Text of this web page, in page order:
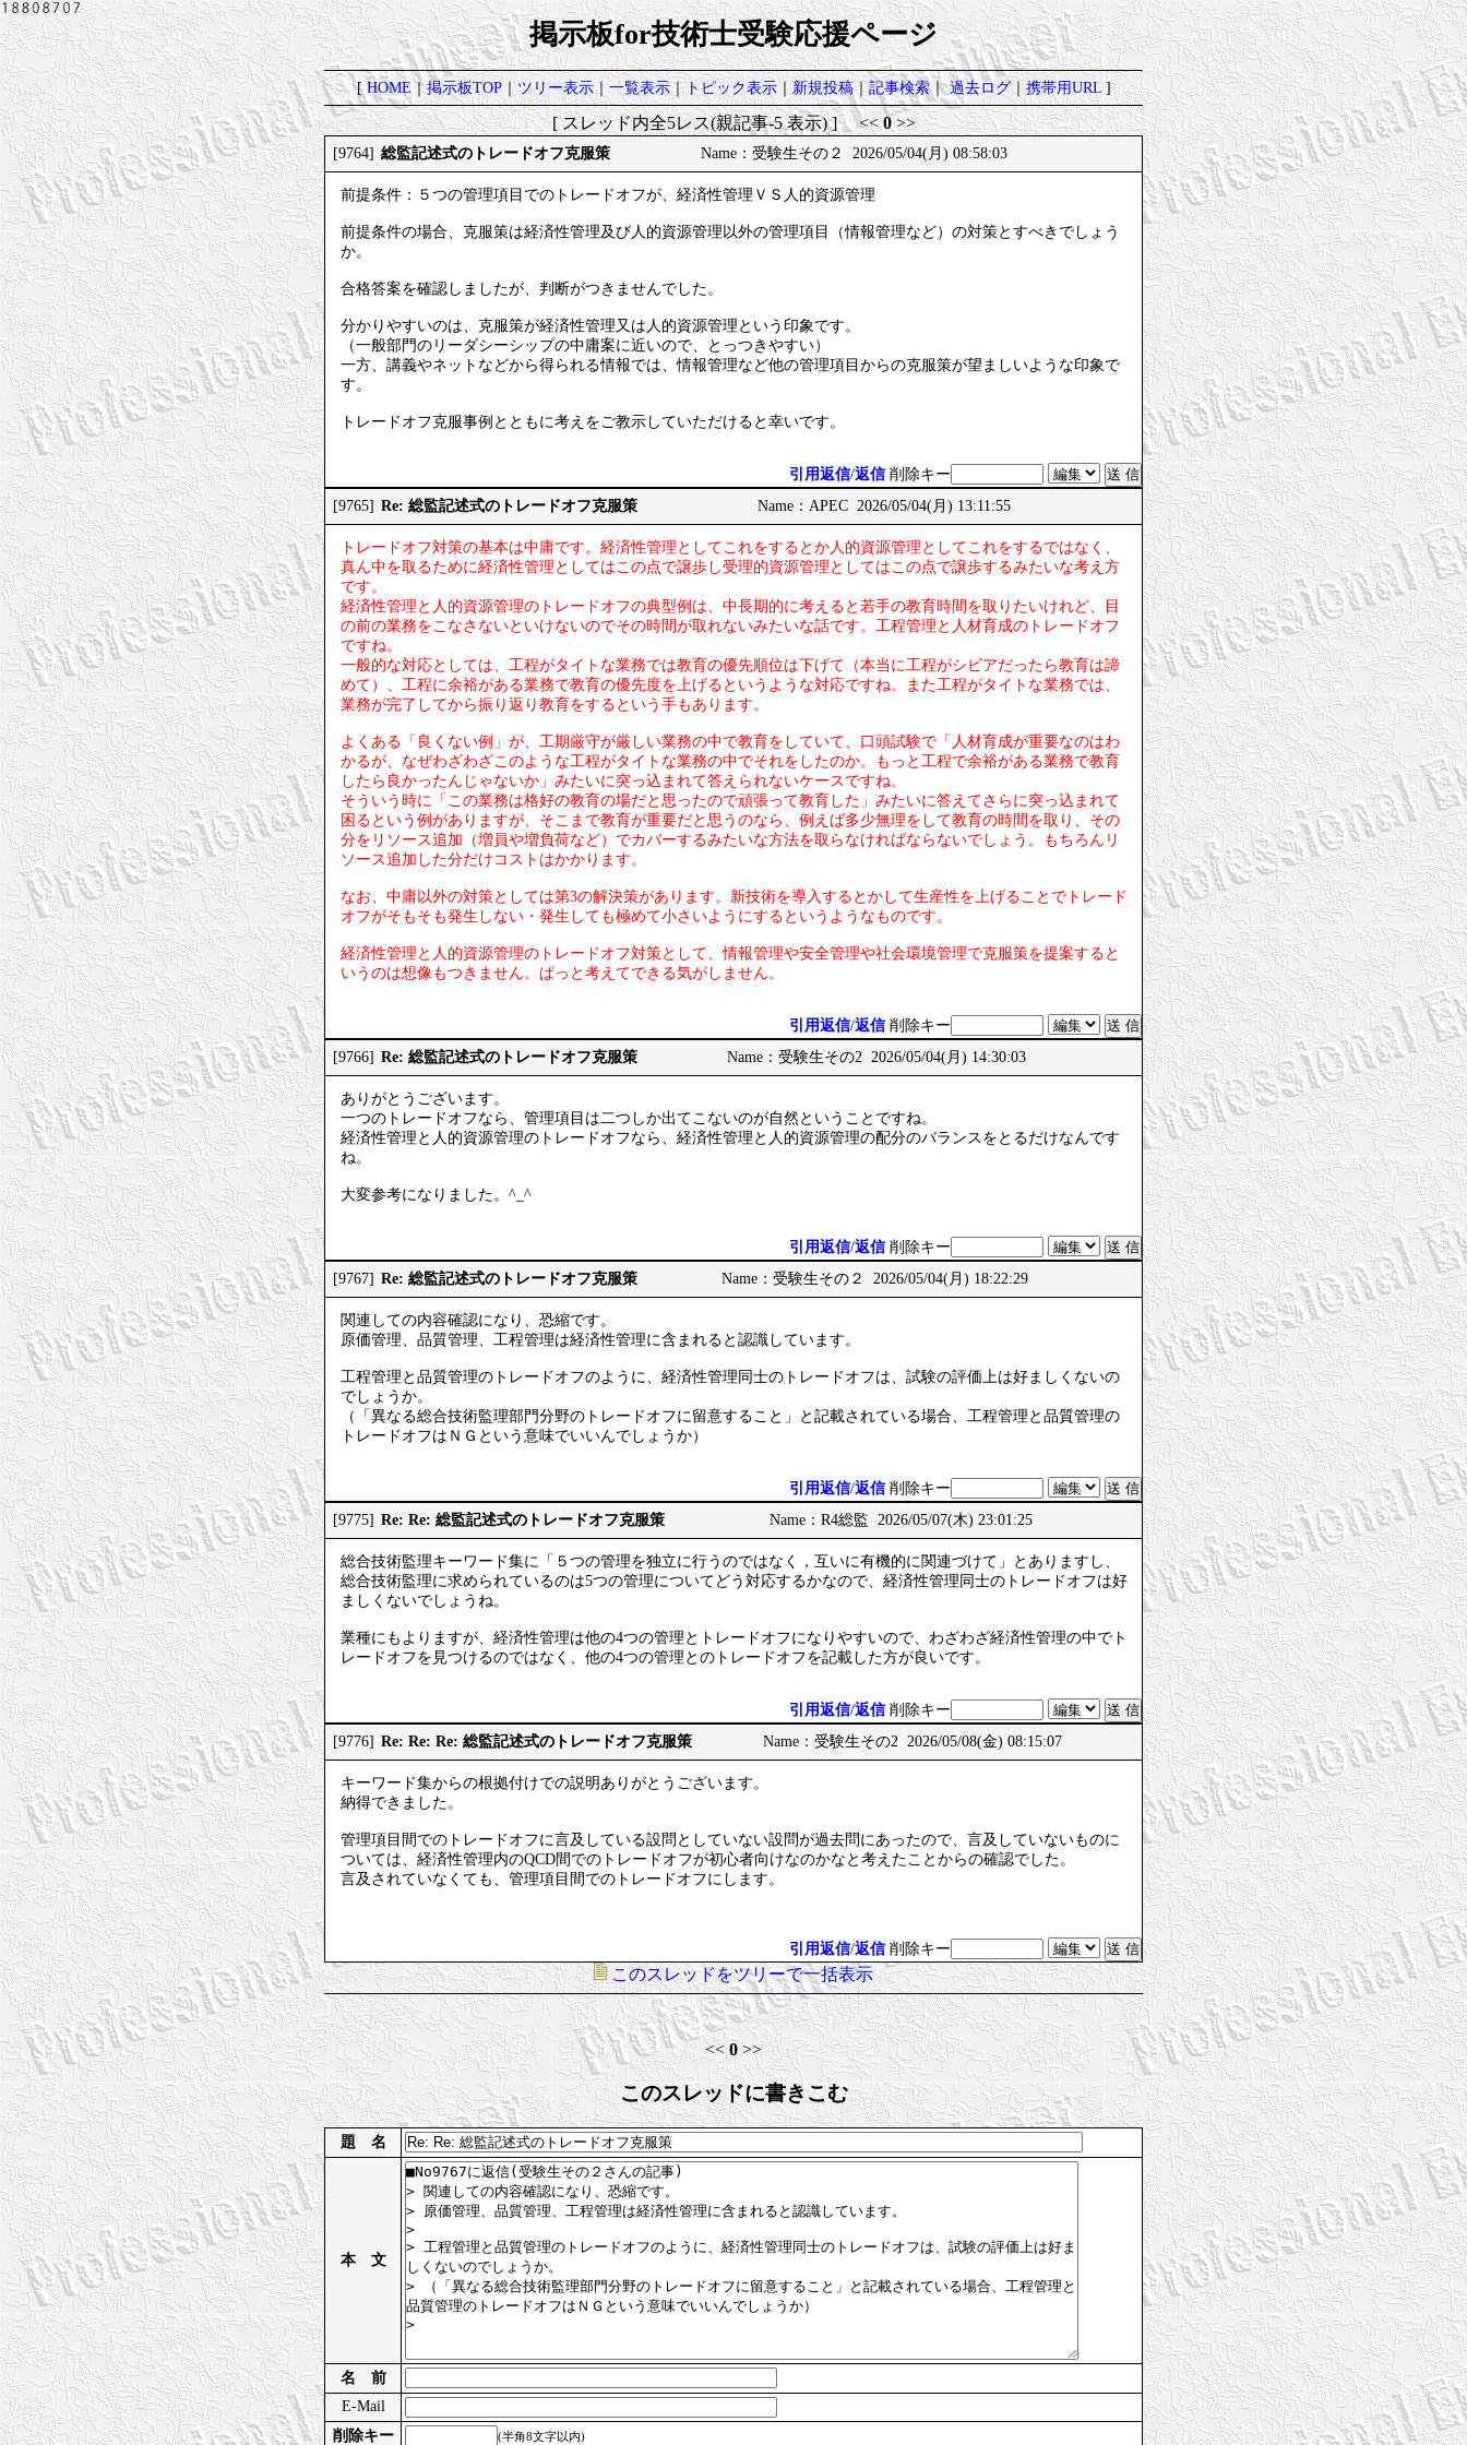
掲示板for技術士受験応援ページ
[HOME｜掲示板TOP｜ツリー表示｜一覧表示｜トピック表示｜新規投稿｜記事検索｜過去ログ｜携帯用URL]
[ スレッド内全5レス(親記事-5 表示) ] <<0>>
[9764] 総監記述式のトレードオフ克服策 Name：受験生その２ 2026/05/04(月) 08:58:03
前提条件：５つの管理項目でのトレードオフが、経済性管理ＶＳ人的資源管理
前提条件の場合、克服策は経済性管理及び人的資源管理以外の管理項目（情報管理など）の対策とすべきでしょう
か。
合格答案を確認しましたが、判断がつきませんでした。
分かりやすいのは、克服策が経済性管理又は人的資源管理という印象です。
（一般部門のリーダシーシップの中庸案に近いので、とっつきやすい）
一方、講義やネットなどから得られる情報では、情報管理など他の管理項目からの克服策が望ましいような印象で
す。
トレードオフ克服事例とともに考えをご教示していただけると幸いです。
引用返信/返信 削除キー
[9765] Re: 総監記述式のトレードオフ克服策 Name：APEC 2026/05/04(月) 13:11:55
トレードオフ対策の基本は中庸です。経済性管理としてこれをするとか人的資源管理としてこれをするではなく、
真ん中を取るために経済性管理としてはこの点で譲歩し受理的資源管理としてはこの点で譲歩するみたいな考え方
です。
経済性管理と人的資源管理のトレードオフの典型例は、中長期的に考えると若手の教育時間を取りたいけれど、目
の前の業務をこなさないといけないのでその時間が取れないみたいな話です。工程管理と人材育成のトレードオフ
ですね。
一般的な対応としては、工程がタイトな業務では教育の優先順位は下げて（本当に工程がシビアだったら教育は諦
めて）、工程に余裕がある業務で教育の優先度を上げるというような対応ですね。また工程がタイトな業務では、
業務が完了してから振り返り教育をするという手もあります。
よくある「良くない例」が、工期厳守が厳しい業務の中で教育をしていて、口頭試験で「人材育成が重要なのはわ
かるが、なぜわざわざこのような工程がタイトな業務の中でそれをしたのか。もっと工程で余裕がある業務で教育
したら良かったんじゃないか」みたいに突っ込まれて答えられないケースですね。
そういう時に「この業務は格好の教育の場だと思ったので頑張って教育した」みたいに答えてさらに突っ込まれて
困るという例がありますが、そこまで教育が重要だと思うのなら、例えば多少無理をして教育の時間を取り、その
分をリソース追加（増員や増負荷など）でカバーするみたいな方法を取らなければならないでしょう。もちろんリ
ソース追加した分だけコストはかかります。
なお、中庸以外の対策としては第3の解決策があります。新技術を導入するとかして生産性を上げることでトレード
オフがそもそも発生しない・発生しても極めて小さいようにするというようなものです。
経済性管理と人的資源管理のトレードオフ対策として、情報管理や安全管理や社会環境管理で克服策を提案すると
いうのは想像もつきません。ぱっと考えてできる気がしません。
引用返信/返信 削除キー
[9766] Re: 総監記述式のトレードオフ克服策 Name：受験生その2 2026/05/04(月) 14:30:03
ありがとうございます。
一つのトレードオフなら、管理項目は二つしか出てこないのが自然ということですね。
経済性管理と人的資源管理のトレードオフなら、経済性管理と人的資源管理の配分のバランスをとるだけなんです
ね。
大変参考になりました。^_^
引用返信/返信 削除キー
[9767] Re: 総監記述式のトレードオフ克服策 Name：受験生その２ 2026/05/04(月) 18:22:29
関連しての内容確認になり、恐縮です。
原価管理、品質管理、工程管理は経済性管理に含まれると認識しています。
工程管理と品質管理のトレードオフのように、経済性管理同士のトレードオフは、試験の評価上は好ましくないの
でしょうか。
（「異なる総合技術監理部門分野のトレードオフに留意すること」と記載されている場合、工程管理と品質管理の
トレードオフはＮＧという意味でいいんでしょうか）
引用返信/返信 削除キー
[9775] Re: Re: 総監記述式のトレードオフ克服策 Name：R4総監 2026/05/07(木) 23:01:25
総合技術監理キーワード集に「５つの管理を独立に行うのではなく，互いに有機的に関連づけて」とありますし、
総合技術監理に求められているのは5つの管理についてどう対応するかなので、経済性管理同士のトレードオフは好
ましくないでしょうね。
業種にもよりますが、経済性管理は他の4つの管理とトレードオフになりやすいので、わざわざ経済性管理の中でト
レードオフを見つけるのではなく、他の4つの管理とのトレードオフを記載した方が良いです。
引用返信/返信 削除キー
[9776] Re: Re: Re: 総監記述式のトレードオフ克服策 Name：受験生その2 2026/05/08(金) 08:15:07
キーワード集からの根拠付けでの説明ありがとうございます。
納得できました。
管理項目間でのトレードオフに言及している設問としていない設問が過去問にあったので、言及していないものに
ついては、経済性管理内のQCD間でのトレードオフが初心者向けなのかなと考えたことからの確認でした。
言及されていなくても、管理項目間でのトレードオフにします。
引用返信/返信 削除キー
このスレッドをツリーで一括表示
<<0 >>
このスレッドに書きこむ
題 名
本 文
名 前
E-Mail
削除キー
(半角8文字以内)